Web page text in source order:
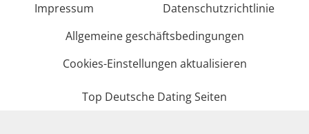
Impressum
Datenschutzrichtlinie
Allgemeine geschäftsbedingungen
Cookies-Einstellungen aktualisieren
Top Deutsche Dating Seiten